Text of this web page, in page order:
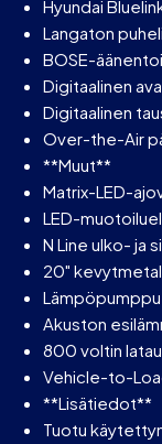
Hyundai
Langaton
BOSE-
Digitaalinen
Digitaalinen
Over-the-Air
**Muut**
Matrix-LED-
LED-
N Line ulko- ja
20"
Lämpöpumppu
Akuston
800 voltin
Vehicle-to-
**Lisätiedot**
Tuotu